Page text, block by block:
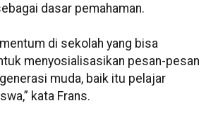
dasar pemahaman.
di sekolah yang bisa
menyosialisasikan pesan-pesan
muda, baik itu pelajar
kata Frans.